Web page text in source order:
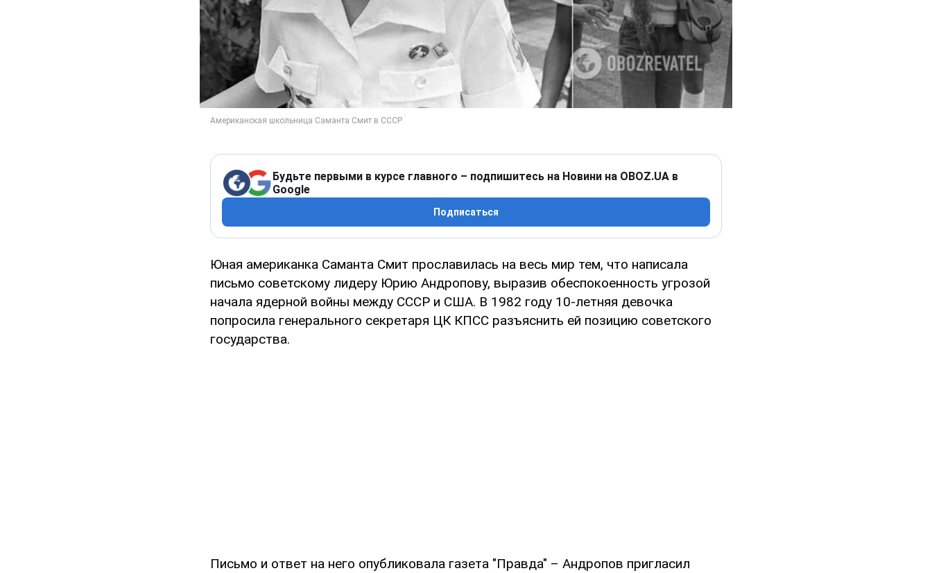
Будьте первыми в курсе главного – подпишитесь на Новини на OBOZ.UA в
Google
Подписаться
Юная американка Саманта Смит прославилась на весь мир тем, что написала
письмо советскому лидеру Юрию Андропову, выразив обеспокоенность угрозой
начала ядерной войны между СССР и США. В 1982 году 10-летняя девочка
попросила генерального секретаря ЦК КПСС разъяснить ей позицию советского
государства.
Письмо и ответ на него опубликовала газета "Правда" – Андропов пригласил